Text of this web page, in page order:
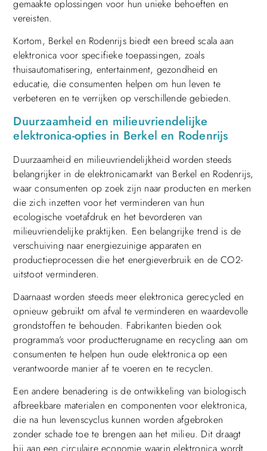
gemaakte oplossingen voor hun unieke behoeften en
vereisten.
Kortom, Berkel en Rodenrijs biedt een breed scala aan
elektronica voor specifieke toepassingen, zoals
thuisautomatisering, entertainment, gezondheid en
educatie, die consumenten helpen om hun leven te
verbeteren en te verrijken op verschillende gebieden.
Duurzaamheid en milieuvriendelijke
elektronica-opties in Berkel en Rodenrijs
Duurzaamheid en milieuvriendelijkheid worden steeds
belangrijker in de elektronicamarkt van Berkel en Rodenrijs,
waar consumenten op zoek zijn naar producten en merken
die zich inzetten voor het verminderen van hun
ecologische voetafdruk en het bevorderen van
milieuvriendelijke praktijken. Een belangrijke trend is de
verschuiving naar energiezuinige apparaten en
productieprocessen die het energieverbruik en de CO2-
uitstoot verminderen.
Daarnaast worden steeds meer elektronica gerecycled en
opnieuw gebruikt om afval te verminderen en waardevolle
grondstoffen te behouden. Fabrikanten bieden ook
programma’s voor productterugname en recycling aan om
consumenten te helpen hun oude elektronica op een
verantwoorde manier af te voeren en te recyclen.
Een andere benadering is de ontwikkeling van biologisch
afbreekbare materialen en componenten voor elektronica,
die na hun levenscyclus kunnen worden afgebroken
zonder schade toe te brengen aan het milieu. Dit draagt